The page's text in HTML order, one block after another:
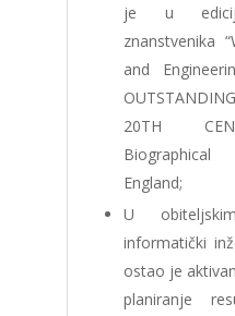
je u
znanstvenika
and
20TH
England;
U
informatički
ostao je
planiranje